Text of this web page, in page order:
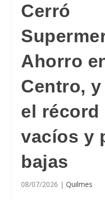
Cerró
Ahorro
Centro,
el récord
vacíos y
bajas
08/07/2026 |Quilmes